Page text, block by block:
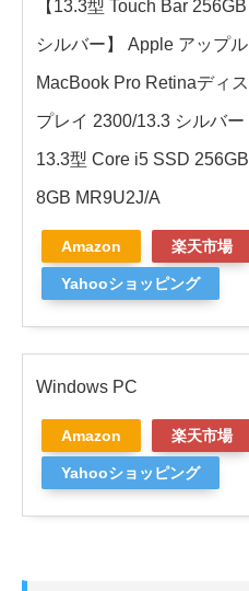
【13.3型 Touch Bar 256GB
シルバー】 Apple アップル
MacBook Pro Retinaディス
プレイ 2300/13.3 シルバー
13.3型 Core i5 SSD 256GB
8GB MR9U2J/A
Amazon 楽天市場
Yahooショッピング
Windows PC
Amazon 楽天市場
Yahooショッピング